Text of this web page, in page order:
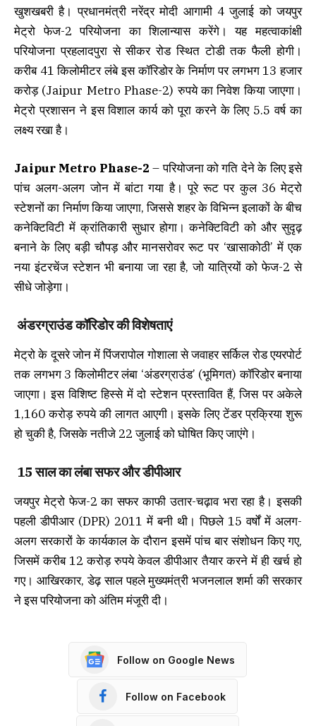
खुशखबरी है। प्रधानमंत्री नरेंद्र मोदी आगामी 4 जुलाई को जयपुर
मेट्रो फेज-2 परियोजना का शिलान्यास करेंगे। यह महत्वाकांक्षी
परियोजना प्रहलादपुरा से सीकर रोड स्थित टोडी तक फैली होगी।
करीब 41 किलोमीटर लंबे इस कॉरिडोर के निर्माण पर लगभग 13 हजार
करोड़ (Jaipur Metro Phase-2) रुपये का निवेश किया जाएगा।
मेट्रो प्रशासन ने इस विशाल कार्य को पूरा करने के लिए 5.5 वर्ष का
लक्ष्य रखा है।
Jaipur Metro Phase-2 – परियोजना को गति देने के लिए इसे
पांच अलग-अलग जोन में बांटा गया है। पूरे रूट पर कुल 36 मेट्रो
स्टेशनों का निर्माण किया जाएगा, जिससे शहर के विभिन्न इलाकों के बीच
कनेक्टिविटी में क्रांतिकारी सुधार होगा। कनेक्टिविटी को और सुदृढ़
बनाने के लिए बड़ी चौपड़ और मानसरोवर रूट पर ‘खासाकोठी’ में एक
नया इंटरचेंज स्टेशन भी बनाया जा रहा है, जो यात्रियों को फेज-2 से
सीधे जोड़ेगा।
अंडरग्राउंड कॉरिडोर की विशेषताएं
मेट्रो के दूसरे जोन में पिंजरापोल गोशाला से जवाहर सर्किल रोड एयरपोर्ट
तक लगभग 3 किलोमीटर लंबा ‘अंडरग्राउंड’ (भूमिगत) कॉरिडोर बनाया
जाएगा। इस विशिष्ट हिस्से में दो स्टेशन प्रस्तावित हैं, जिस पर अकेले
1,160 करोड़ रुपये की लागत आएगी। इसके लिए टेंडर प्रक्रिया शुरू
हो चुकी है, जिसके नतीजे 22 जुलाई को घोषित किए जाएंगे।
15 साल का लंबा सफर और डीपीआर
जयपुर मेट्रो फेज-2 का सफर काफी उतार-चढ़ाव भरा रहा है। इसकी
पहली डीपीआर (DPR) 2011 में बनी थी। पिछले 15 वर्षों में अलग-
अलग सरकारों के कार्यकाल के दौरान इसमें पांच बार संशोधन किए गए,
जिसमें करीब 12 करोड़ रुपये केवल डीपीआर तैयार करने में ही खर्च हो
गए। आखिरकार, डेढ़ साल पहले मुख्यमंत्री भजनलाल शर्मा की सरकार
ने इस परियोजना को अंतिम मंजूरी दी।
Follow on Google News
Follow on Facebook